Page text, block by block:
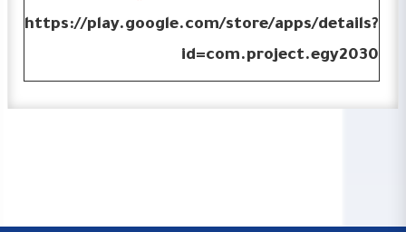
https://play.google.com/store/apps/details?
id=com.project.egy2030